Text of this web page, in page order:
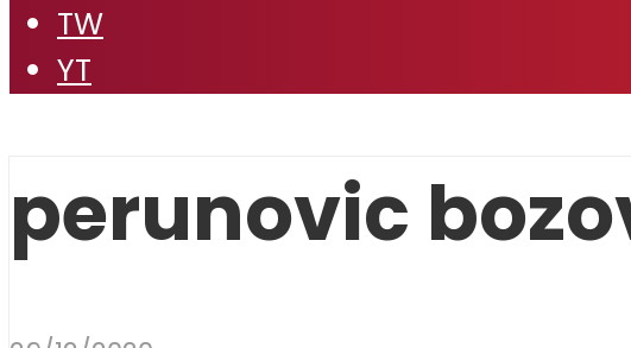
TW
YT
perunovic